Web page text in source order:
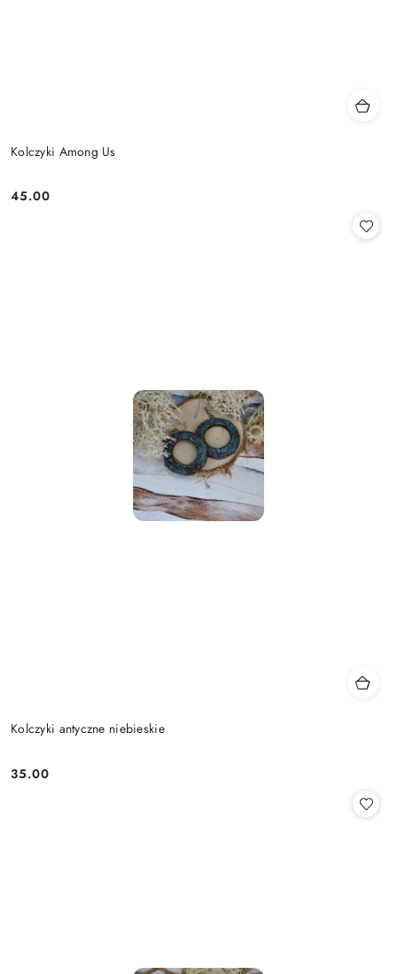
Kolczyki Among Us
Cena:
45.00
Kolczyki antyczne niebieskie
Cena:
35.00